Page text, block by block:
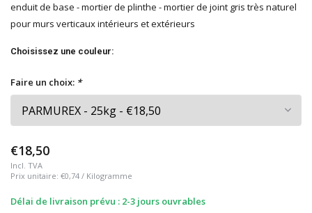
enduit de base - mortier de plinthe - mortier de joint gris très naturel
pour murs verticaux intérieurs et extérieurs
Choisissez une couleur:
Faire un choix: *
€18,50
Incl. TVA
Prix unitaire: €0,74 / Kilogramme
Délai de livraison prévu : 2-3 jours ouvrables